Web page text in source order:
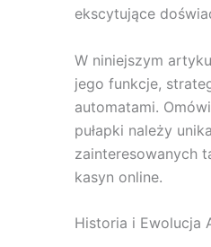
ekscytujące
W niniejszym
jego funkcje,
automatami.
pułapki należy
zainteresowanych
kasyn online.
Historia i Ewolucja